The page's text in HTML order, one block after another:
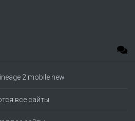
2 mobile new
все сайты